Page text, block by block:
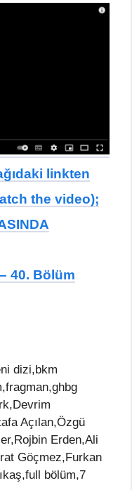
linkten
the video);
40. Bölüm
dizi,bkm
Açılan,Özgü
Erden,Ali
Göçmez,Furkan
bölüm,7